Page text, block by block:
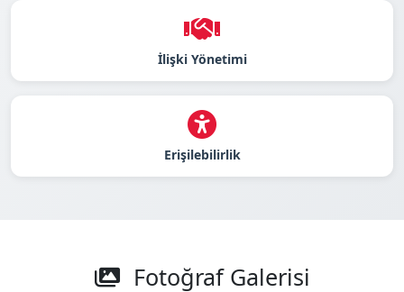
İlişki Yönetimi
Erişilebilirlik
Fotoğraf Galerisi